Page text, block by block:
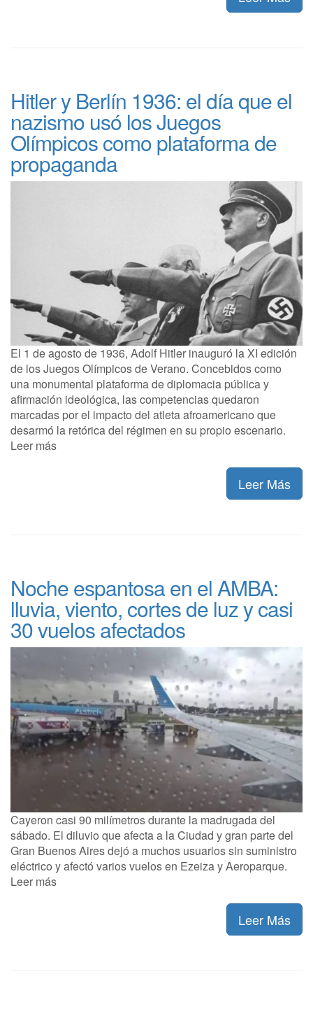
Hitler y Berlín 1936: el día que el
nazismo usó los Juegos
Olímpicos como plataforma de
propaganda
El 1 de agosto de 1936, Adolf Hitler inauguró la XI edición
de los Juegos Olímpicos de Verano. Concebidos como
una monumental plataforma de diplomacia pública y
afirmación ideológica, las competencias quedaron
marcadas por el impacto del atleta afroamericano que
desarmó la retórica del régimen en su propio escenario.
Leer más
Leer Más
Noche espantosa en el AMBA:
lluvia, viento, cortes de luz y casi
30 vuelos afectados
Cayeron casi 90 milímetros durante la madrugada del
sábado. El diluvio que afecta a la Ciudad y gran parte del
Gran Buenos Aires dejó a muchos usuarios sin suministro
eléctrico y afectó varios vuelos en Ezeiza y Aeroparque.
Leer más
Leer Más